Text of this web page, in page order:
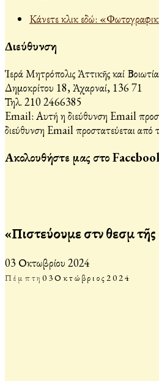
Κάνετε κλικ εδώ:
Διεύθυνση
Ἱερά Μητρόπολις Ἀττικῆς καί
Δημοκρίτου 18, Ἀχαρναί, 136 71
Τηλ. 210 2466385
Email: Αυτή η διεύθυνση Email
διεύθυνση Email προστατεύεται από
Ακολουθήστε μας στο
«Πιστεύουμε στὸν θεσμὸ
03 Οκτωβρίου 2024
Πέμπτη03Οκτώβριος2024